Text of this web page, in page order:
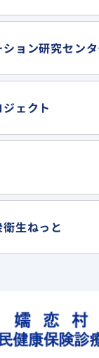
ション研究セン
ェクト
生ねっと